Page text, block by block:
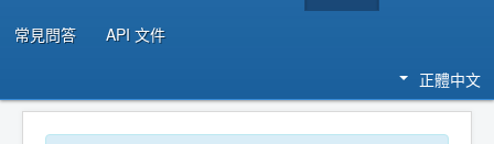
常見問答 API 文件
正體中文